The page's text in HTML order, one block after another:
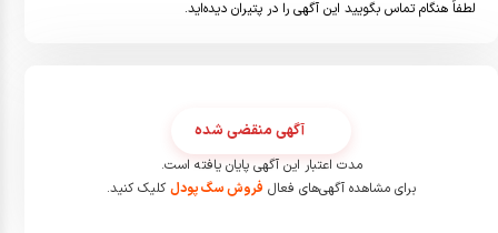
لطفاً هنگام تماس بگویید این آگهی را در پتیران دیده‌اید.
آگهی منقضی شده
مدت اعتبار این آگهی پایان یافته است.
برای مشاهده آگهی‌های فعال فروش سگ پودلکلیک کنید.